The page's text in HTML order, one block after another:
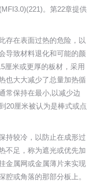
。第22章提供
存在表面过热的危险，以
导致材料退化和可能的颜
厘米或更厚的板材，采用
也大大减少了总量加热循
常保持在最小,以减少边
20厘米被认为是棒式或点
持较冷，以防止在成形过
不足，称为遮光或优先加
金属网或金属薄片来实现
腔或角落的那部分板上。